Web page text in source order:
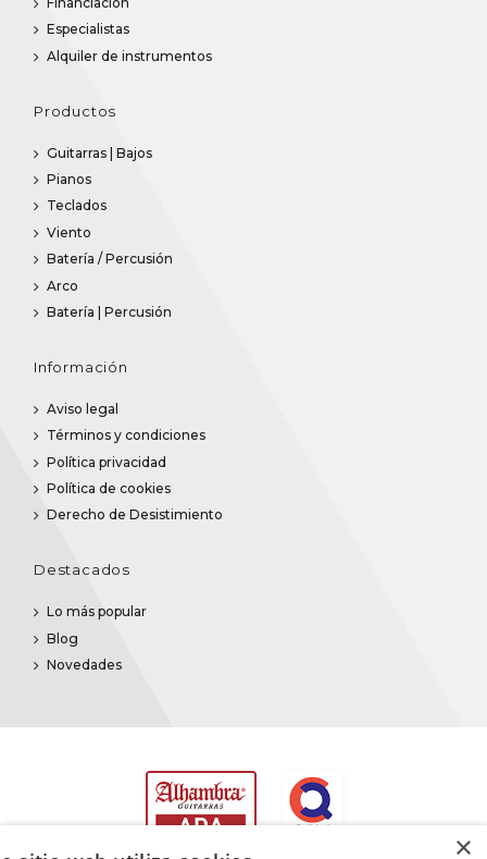
Especialistas
Alquiler de instrumentos
Productos
Guitarras | Bajos
Pianos
Teclados
Viento
Batería / Percusión
Arco
Batería | Percusión
Información
Aviso legal
Términos y condiciones
Política privacidad
Política de cookies
Derecho de Desistimiento
Destacados
Lo más popular
Blog
Novedades
×